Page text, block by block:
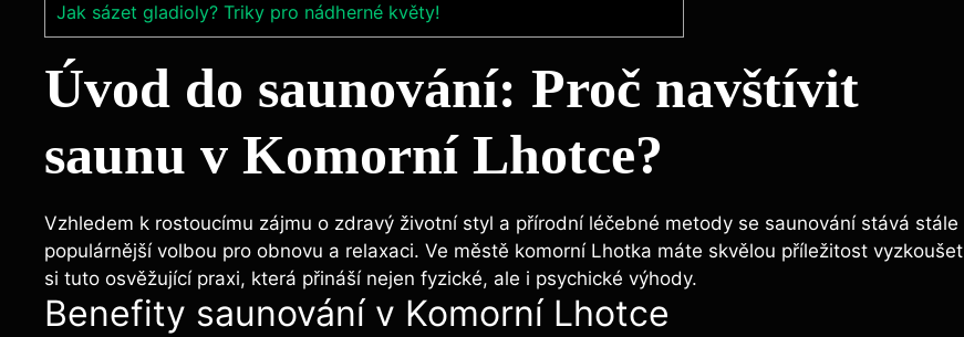
Jak sázet gladioly? Triky pro nádherné květy!
Úvod do saunování: Proč navštívit
saunu v Komorní Lhotce?
Vzhledem k rostoucímu zájmu o zdravý životní styl a přírodní léčebné metody se saunování stává stále
populárnější volbou pro obnovu a relaxaci. Ve městě komorní Lhotka máte skvělou příležitost vyzkoušet
si tuto osvěžující praxi, která přináší nejen fyzické, ale i psychické výhody.
Benefity saunování v Komorní Lhotce